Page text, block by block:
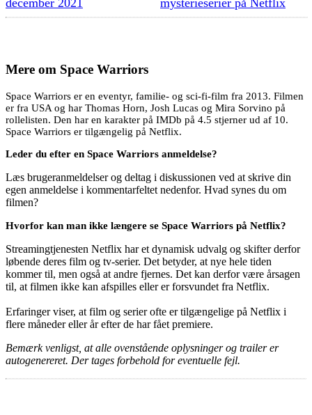
december 2021 mysterieserier på Netflix
Mere om Space Warriors
Space Warriors er en eventyr, familie- og sci-fi-film fra 2013. Filmen
er fra USA og har Thomas Horn, Josh Lucas og Mira Sorvino på
rollelisten. Den har en karakter på IMDb på 4.5 stjerner ud af 10.
Space Warriors er tilgængelig på Netflix.
Leder du efter en Space Warriors anmeldelse?
Læs brugeranmeldelser og deltag i diskussionen ved at skrive din
egen anmeldelse i kommentarfeltet nedenfor. Hvad synes du om
filmen?
Hvorfor kan man ikke længere se Space Warriors på Netflix?
Streamingtjenesten Netflix har et dynamisk udvalg og skifter derfor
løbende deres film og tv-serier. Det betyder, at nye hele tiden
kommer til, men også at andre fjernes. Det kan derfor være årsagen
til, at filmen ikke kan afspilles eller er forsvundet fra Netflix.
Erfaringer viser, at film og serier ofte er tilgængelige på Netflix i
flere måneder eller år efter de har fået premiere.
Bemærk venligst, at alle ovenstående oplysninger og trailer er
autogenereret. Der tages forbehold for eventuelle fejl.